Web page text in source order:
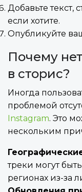
Добавьте текст,
если хотите.
Опубликуйте
Почему
в сторис?
Иногда
проблемой
Instagram. Это
нескольким
треки могут
регионах из-за